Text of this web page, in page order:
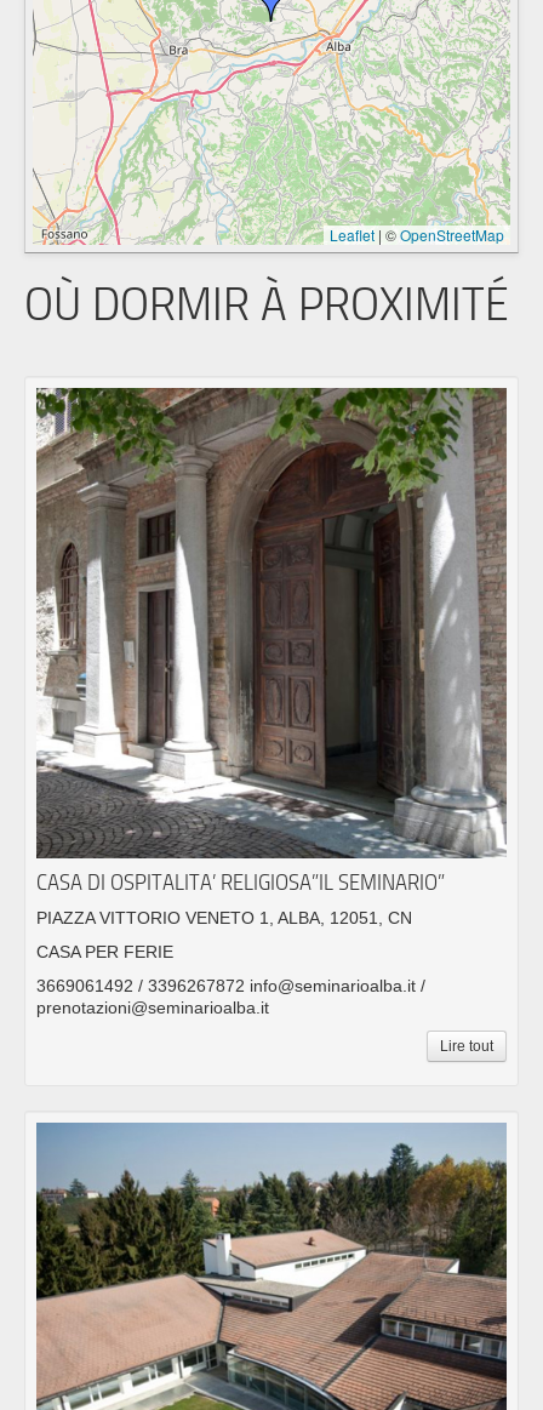
Leaflet | ©OpenStreetMap
OÙ DORMIR À PROXIMITÉ
CASA DI OSPITALITA’ RELIGIOSA”IL SEMINARIO”
PIAZZA VITTORIO VENETO 1, ALBA, 12051, CN
CASA PER FERIE
3669061492 / 3396267872 info@seminarioalba.it /
prenotazioni@seminarioalba.it
Lire tout